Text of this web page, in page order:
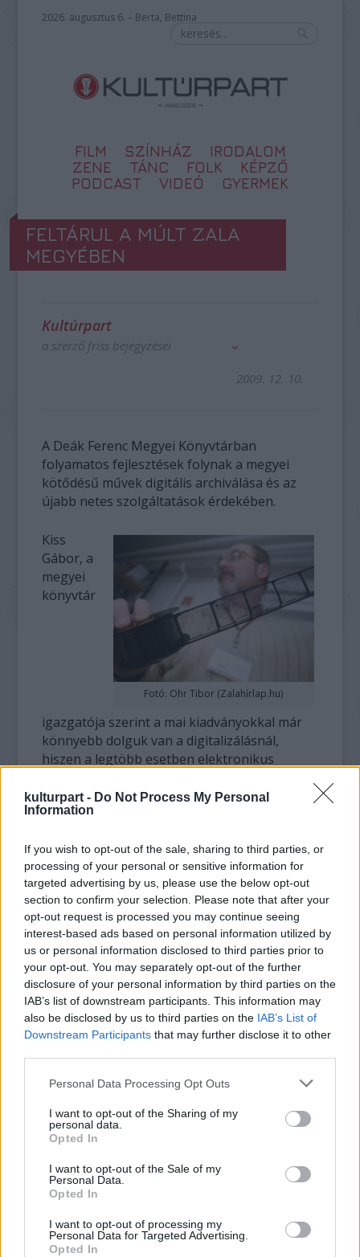
kulturpart - Do Not Process My Personal
Information
If you wish to opt-out of the sale, sharing to third parties, or
processing of your personal or sensitive information for
targeted advertising by us, please use the below opt-out
section to confirm your selection. Please note that after your
opt-out request is processed you may continue seeing
interest-based ads based on personal information utilized by
us or personal information disclosed to third parties prior to
your opt-out. You may separately opt-out of the further
disclosure of your personal information by third parties on the
IAB’s list of downstream participants. This information may
also be disclosed by us to third parties on the IAB’s List of
Downstream Participants that may further disclose it to other
Please note that this website/app uses one or more Google
not limited to your visit or usage behaviour. You may click to
grant or deny consent to Google and its third-party tags to
use your data for below specified purposes in below Google
consent section.
Personal Data Processing Opt Outs
I want to opt-out of the Sharing of my
personal data.
Opted In
I want to opt-out of the Sale of my
Personal Data.
Opted In
I want to opt-out of processing my
Personal Data for Targeted Advertising.
Opted In
2026. augusztus 6. – Berta, Bettina
FILM SZÍNHÁZ
IRODALOM
ZENE
TÁNC FOLK
KÉPZŐ
PODCAST
VIDEÓ GYERMEK
FELTÁRUL A MÚLT ZALA
MEGYÉBEN
Kultúrpart
a szerző friss bejegyzései
2009. 12. 10.
A Deák Ferenc Megyei Könyvtárban
folyamatos fejlesztések folynak a megyei
kötődésű művek digitális archiválása és az
újabb netes szolgáltatások érdekében.
Fotó: Ohr Tibor (Zalahírlap.hu)
Kiss
Gábor, a
megyei
könyvtár
igazgatója szerint a mai kiadványokkal már
könnyebb dolguk van a digitalizálásnál,
hiszen a legtöbb esetben elektronikus
régebbi kiadványoknál azonban jóval
nagyobb kihívást jelent az egyébként
szempontjából is hasznos művelet. A
szövegfeldolgozás mellett - amely általában
az oldalak fényképekben megörökített
változatából készül - a szerzők hozzájárulása
és a könyvtár weboldalának folyamatos
karbantartása, fejlesztése is szükséges
ahhoz, hogy az elektronikus szolgáltatás a
megfelelő minőségben létrejöhessen.
A cikk folytatásához kattintsonide...
ERDŐ VAN IDEBENN: TÓTH MARCSI AZ ÚJ